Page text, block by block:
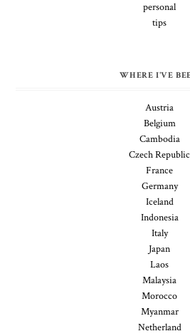
personal
tips
WHERE I'VE
Austria
Belgium
Cambodia
Czech Republic
France
Germany
Iceland
Indonesia
Italy
Japan
Laos
Malaysia
Morocco
Myanmar
Netherland